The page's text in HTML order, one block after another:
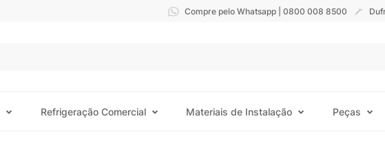
Compre pelo Whatsapp | 0800 008 8500
Refrigeração Comercial Materiais de Instalação Peças